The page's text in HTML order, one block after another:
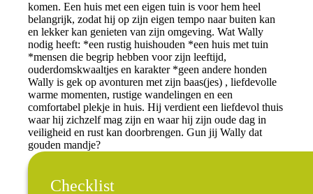
komen. Een huis met een eigen tuin is voor hem heel
belangrijk, zodat hij op zijn eigen tempo naar buiten kan
en lekker kan genieten van zijn omgeving. Wat Wally
nodig heeft: *een rustig huishouden *een huis met tuin
*mensen die begrip hebben voor zijn leeftijd,
ouderdomskwaaltjes en karakter *geen andere honden
Wally is gek op avonturen met zijn baas(jes) , liefdevolle
warme momenten, rustige wandelingen en een
comfortabel plekje in huis. Hij verdient een liefdevol thuis
waar hij zichzelf mag zijn en waar hij zijn oude dag in
veiligheid en rust kan doorbrengen. Gun jij Wally dat
gouden mandje?
Checklist